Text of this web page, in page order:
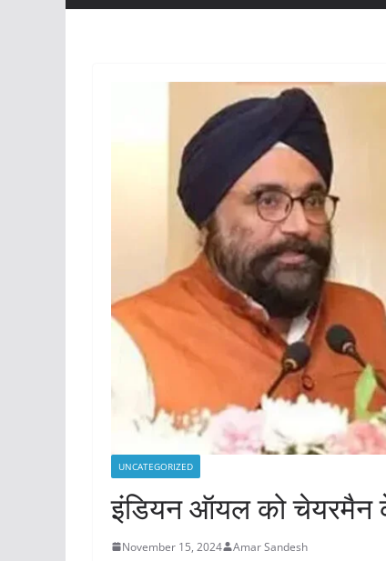
UNCATEGORIZED
इंडियन ऑयल को चेयरमैन
November 15, 2024 Amar Sandesh